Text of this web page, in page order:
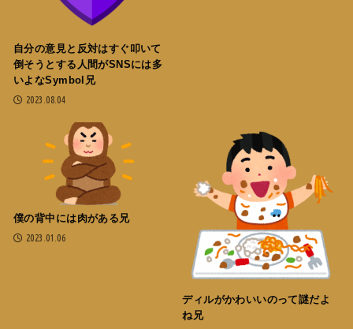
自分の意見と反対はすぐ叩いて
倒そうとする人間がSNSには多
いよなSymbol兄
2023.08.04
僕の背中には肉がある兄
2023.01.06
ディルがかわいいのって謎だよ
ね兄